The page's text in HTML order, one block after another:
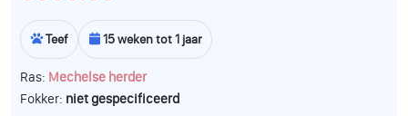
Teef 15 weken tot 1 jaar
Ras: Mechelse herder
Fokker: niet gespecificeerd